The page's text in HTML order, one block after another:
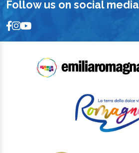
Follow us on social media